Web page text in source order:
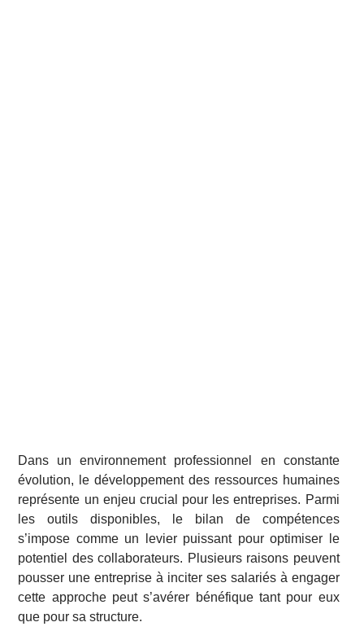
Dans un environnement professionnel en constante
évolution, le développement des ressources humaines
représente un enjeu crucial pour les entreprises. Parmi
les outils disponibles, le bilan de compétences
s’impose comme un levier puissant pour optimiser le
potentiel des collaborateurs. Plusieurs raisons peuvent
pousser une entreprise à inciter ses salariés à engager
cette approche peut s’avérer bénéfique tant pour eux
que pour sa structure.